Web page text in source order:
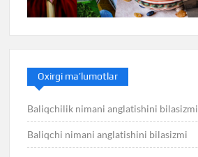
Oxirgi ma’lumotlar
Baliqchilik nimani anglatishini bilasizmi
Baliqchi nimani anglatishini bilasizmi